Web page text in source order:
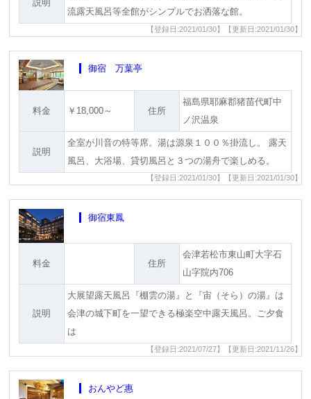
説明
流露天風呂等全館がシンプルでお洒落な館。
【登録日:2021/01/30】【更新日:2021/01/30】
御宿 万葉亭
料金 ￥18,000～ 住所
福島県耶麻郡猪苗代町中
ノ沢温泉
説明
全室が川音の特等席。湯は源泉１００％掛流し。 露天
風呂、大浴場、貸切風呂と３つの湯舟で楽しめる。
【登録日:2021/01/30】【更新日:2021/01/30】
御宿東鳳
料金 住所
会津若松市東山町大字石
山字院内706
説明
大展望露天風呂『棚雲の湯』と『宙（そら）の湯』は
会津の城下町を一望できる極楽空中露天風呂。ご夕食
は
【登録日:2021/07/27】【更新日:2021/11/26】
おんやど惠